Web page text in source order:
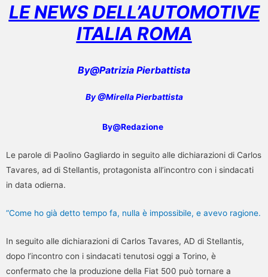
LE NEWS DELL’AUTOMOTIVE
ITALIA ROMA
By@Patrizia Pierbattista
By @Mirella Pierbattista
By@Redazione
Le parole di Paolino Gagliardo in seguito alle dichiarazioni di Carlos
Tavares, ad di Stellantis, protagonista all’incontro con i sindacati
in data odierna.
“Come ho già detto tempo fa, nulla è impossibile, e avevo ragione.
In seguito alle dichiarazioni di Carlos Tavares, AD di Stellantis,
dopo l’incontro con i sindacati tenutosi oggi a Torino, è
confermato che la produzione della Fiat 500 può tornare a